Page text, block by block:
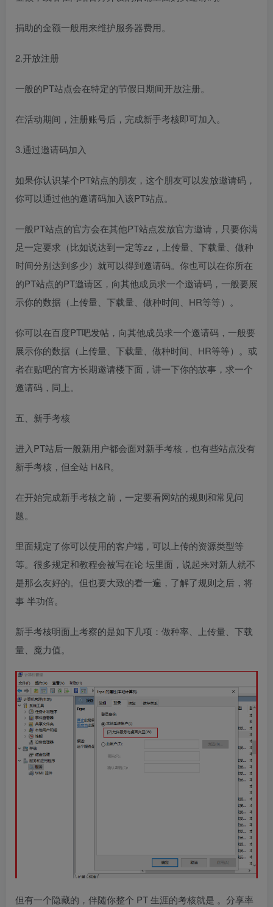
捐助的金额一般用来维护服务器费用。
2.开放注册
一般的PT站点会在特定的节假日期间开放注册。
在活动期间，注册账号后，完成新手考核即可加入。
3.通过邀请码加入
如果你认识某个PT站点的朋友，这个朋友可以发放邀请码，
你可以通过他的邀请码加入该PT站点。
一般PT站点的官方会在其他PT站点发放官方邀请，只要你满
足一定要求（比如说达到一定等zz，上传量、下载量、做种
时间分别达到多少）就可以得到邀请码。你也可以在你所在
的PT站点的PT邀请区，向其他成员求一个邀请码，一般要展
示你的数据（上传量、下载量、做种时间、HR等等）。
你可以在百度PT吧发帖，向其他成员求一个邀请码，一般要
展示你的数据（上传量、下载量、做种时间、HR等等）。或
者在贴吧的官方长期邀请楼下面，讲一下你的故事，求一个
邀请码，同上。
五、新手考核
进入PT站后一般新用户都会面对新手考核，也有些站点没有
新手考核，但全站 H&R。
在开始完成新手考核之前，一定要看网站的规则和常见问
题。
里面规定了你可以使用的客户端，可以上传的资源类型等
等。很多规定和教程会被写在论 坛里面，说起来对新人就不
是那么友好的。但也要大致的看一遍，了解了规则之后，将
事 半功倍。
新手考核明面上考察的是如下几项：做种率、上传量、下载
量、魔力值。
但有一个隐藏的，伴随你整个 PT 生涯的考核就是 。分享率